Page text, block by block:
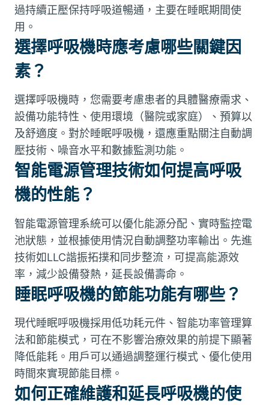
過持續正壓保持呼吸道暢通，主要在睡眠期間使
用。
選擇呼吸機時應考慮哪些關鍵因
素？
選擇呼吸機時，您需要考慮患者的具體醫療需求、
設備功能特性、使用環境（醫院或家庭）、預算以
及舒適度。對於睡眠呼吸機，還應重點關注自動調
壓技術、噪音水平和數據監測功能。
智能電源管理技術如何提高呼吸
機的性能？
智能電源管理系統可以優化能源分配、實時監控電
池狀態，並根據使用情況自動調整功率輸出。先進
技術如LLC諧振拓撲和同步整流，可提高能源效
率，減少設備發熱，延長設備壽命。
睡眠呼吸機的節能功能有哪些？
現代睡眠呼吸機採用低功耗元件、智能功率管理算
法和節能模式，可在不影響治療效果的前提下顯著
降低能耗。用戶可以通過調整運行模式、優化使用
時間來實現節能目標。
如何正確維護和延長呼吸機的使